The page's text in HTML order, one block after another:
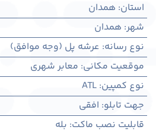
استان: همدان
شهر: همدان
نوع رسانه: عرشه پل (وجه موافق)
موقعیت مکانی: معابر شهری
نوع کمپین:
ATL
جهت تابلو: افقی
قابلیت نصب ماکت: بله